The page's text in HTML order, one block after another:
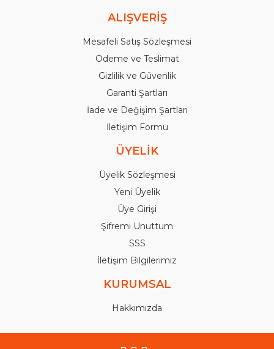
ALIŞVERİŞ
Mesafeli Satış Sözleşmesi
Ödeme ve Teslimat
Gizlilik ve Güvenlik
Garanti Şartları
İade ve Değişim Şartları
İletişim Formu
ÜYELİK
Üyelik Sözleşmesi
Yeni Üyelik
Üye Girişi
Şifremi Unuttum
SSS
İletişim Bilgilerimiz
KURUMSAL
Hakkımızda